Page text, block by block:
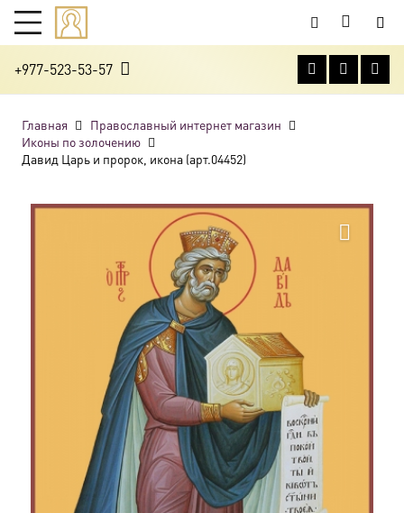
+977-523-53-57
Главная
Православный интернет магазин
Иконы по золочению
Давид Царь и пророк, икона (арт.04452)